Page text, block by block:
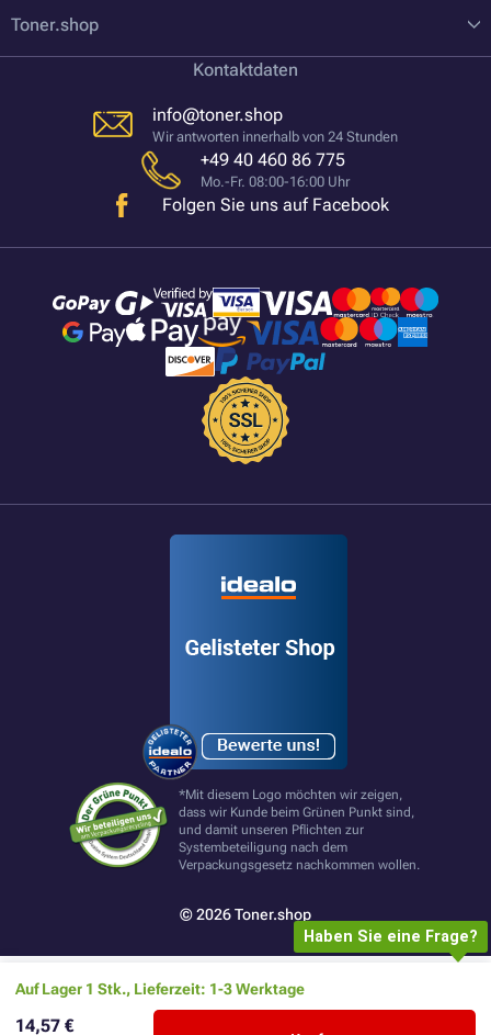
Auf Lager 1 Stk., Lieferzeit: 1-3 Werktage
14,57 €
Toner.shop
Kontaktdaten
info@toner.shop
Wir antworten innerhalb von 24 Stunden
+49 40 460 86 775
Mo.-Fr. 08:00-16:00 Uhr
Folgen Sie uns auf Facebook
*Mit diesem Logo möchten wir zeigen,
dass wir Kunde beim Grünen Punkt sind,
und damit unseren Pflichten zur
Systembeteiligung nach dem
Verpackungsgesetz nachkommen wollen.
© 2026 Toner.shop
Haben Sie eine Frage?